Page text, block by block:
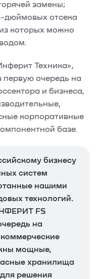
замены;
дюймовых отсека
которых можно
Техника»,
очередь на
и бизнеса,
корпоративные
базе.
бизнесу
систем
нашими
технологий.
FS
на
мощные,
хранилища
решения